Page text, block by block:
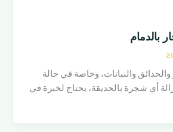
والحدائق والنباتات، وخاصة في حالة
أي شجرة بالحديقة، يحتاج لخبرة في